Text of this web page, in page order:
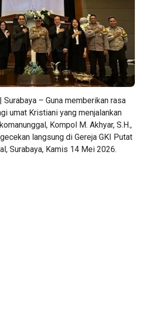
Surabaya – Guna memberikan rasa
umat Kristiani yang menjalankan
Kompol M. Akhyar, S.H.,
langsung di Gereja GKI Putat
Surabaya, Kamis 14 Mei 2026.